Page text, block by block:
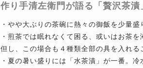
作り手清左衛門が語る「贅沢茶
・やや大ぶりの茶碗に熱々の御飯を少量
・煎茶では眠れなくて困る、或いはお茶
但し、この場合も４種類全部の具を入れる
・夏の暑い盛りには「水茶漬」が一番。